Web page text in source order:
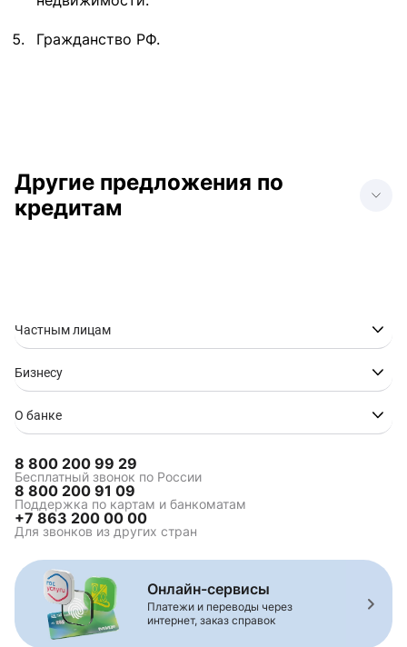
Гражданство РФ.
Другие предложения по
кредитам
финансовую платформу
«Финуслуги»
Кредит без кредитной
истории
подтверждения дохода
Кредит без залога и
Кредит "Быстрый"
Кредит для студентов
Кредит наличными под
низкий процент
бюджетников и
процентной ставкой
Кредит в день
обращения
Срочный кредит за 5
минут
Онлайн заявка на
кредит
Частным лицам
Бизнесу
О банке
8 800 200 99 29
Бесплатный звонок по России
8 800 200 91 09
Поддержка по картам и банкоматам
+7 863 200 00 00
Для звонков из других стран
Онлайн-сервисы
Платежи и переводы через
интернет, заказ справок